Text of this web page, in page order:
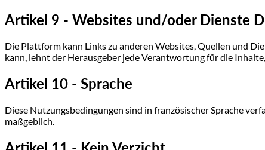
Artikel 9 - Websites und/oder Dienste
Die Plattform kann Links zu anderen Websites, Quellen und
kann, lehnt der Herausgeber jede Verantwortung für die
Artikel 10 - Sprache
Diese Nutzungsbedingungen sind in französischer Sprache
maßgeblich.